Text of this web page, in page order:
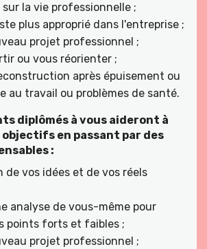
la vie professionnelle ;
plus approprié dans l'entreprise ;
projet professionnel ;
ou vous réorienter ;
après épuisement ou
au travail ou problèmes de santé.
diplômés à vous aideront à
en passant par des
:
vos idées et de vos réels
analyse de vous-même pour
points forts et faibles ;
projet professionnel ;